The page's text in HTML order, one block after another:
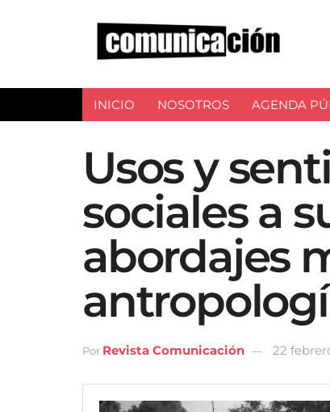
INICIO NOSOTROS AGENDA
Usos y
sociales a
abordajes
Por Revista Comunicación 22